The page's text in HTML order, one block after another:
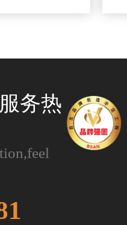
务热